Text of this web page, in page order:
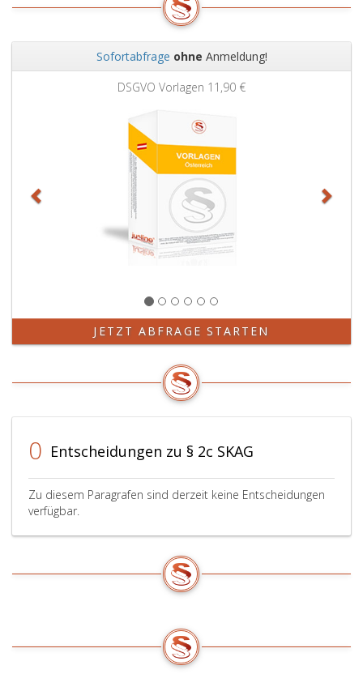
Sofortabfrage ohne Anmeldung!
DSGVO Vorlagen 11,90 €
JETZT ABFRAGE STARTEN
0 Entscheidungen zu § 2c SKAG
Zu diesem Paragrafen sind derzeit keine Entscheidungen
verfügbar.